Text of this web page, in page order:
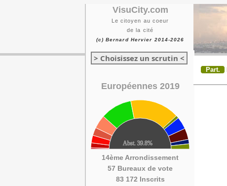
VisuCity.com
Le citoyen au coeur
de la cité
(c) Bernard Hervier 2014-2026
> Choisissez un scrutin <
Européennes 2019
14ème Arrondissement
57 Bureaux de vote
83 172 Inscrits
Part.